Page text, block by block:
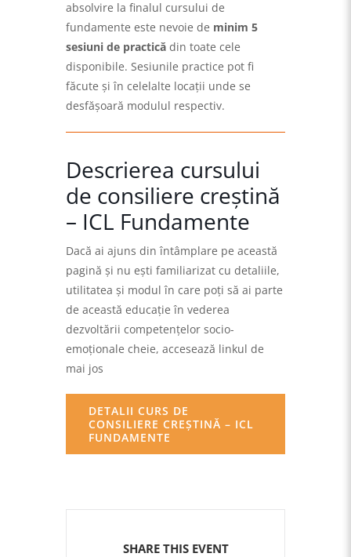
absolvire la finalul cursului de
fundamente este nevoie de minim 5
sesiuni de practică din toate cele
disponibile. Sesiunile practice pot fi
făcute și în celelalte locații unde se
desfășoară modulul respectiv.
Descrierea cursului
de consiliere creștină
– ICL Fundamente
Dacă ai ajuns din întâmplare pe această
pagină și nu ești familiarizat cu detaliile,
utilitatea și modul în care poți să ai parte
de această educație în vederea
dezvoltării competențelor socio-
emoționale cheie, accesează linkul de
mai jos
DETALII CURS DE
CONSILIERE CREȘTINĂ – ICL
FUNDAMENTE
SHARE THIS EVENT